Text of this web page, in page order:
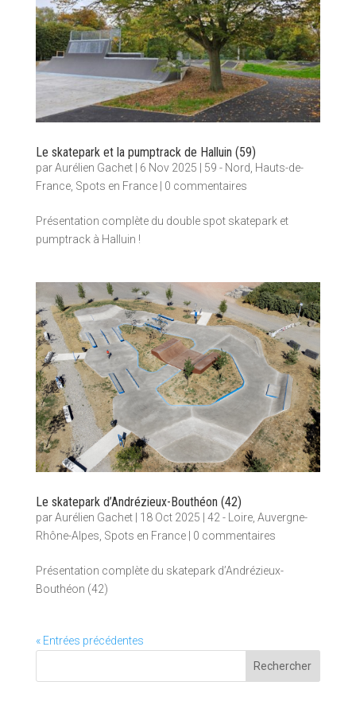
Le skatepark et la pumptrack de Halluin (59)
parAurélien Gachet| 6 Nov 2025 59 - Nord Hauts-de-
France, Spots en France| 0 commentaires
Présentation complète du double spot skatepark et
pumptrack à Halluin !
Le skatepark d’Andrézieux-Bouthéon (42)
parAurélien Gachet| 18 Oct 2025 42 - Loire, Auvergne-
Rhône-Alpes Spots en France| 0 commentaires
Présentation complète du skatepark d’Andrézieux-
Bouthéon (42)
« Entrées précédentes
Rechercher